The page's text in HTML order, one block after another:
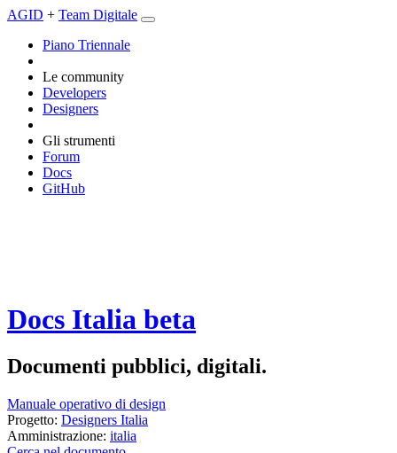
AGID + Team Digitale
Piano Triennale
Le community
Developers
Designers
Gli strumenti
Forum
Docs
GitHub
Docs Italia beta
Documenti pubblici, digitali.
Manuale operativo di design
Progetto: Designers Italia
Amministrazione: italia